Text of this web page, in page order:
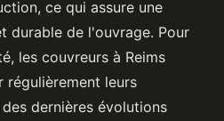
ce qui assure une
durable de l'ouvrage. Pour
les couvreurs à Reims
régulièrement leurs
dernières évolutions